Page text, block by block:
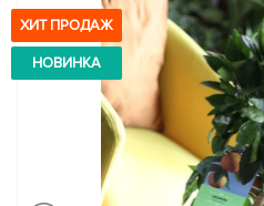
ХИТ ПРОДАЖ
НОВИНКА